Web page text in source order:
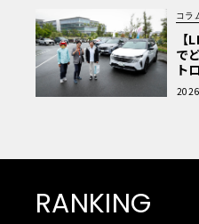
コラ
で
ト
読
RANKING